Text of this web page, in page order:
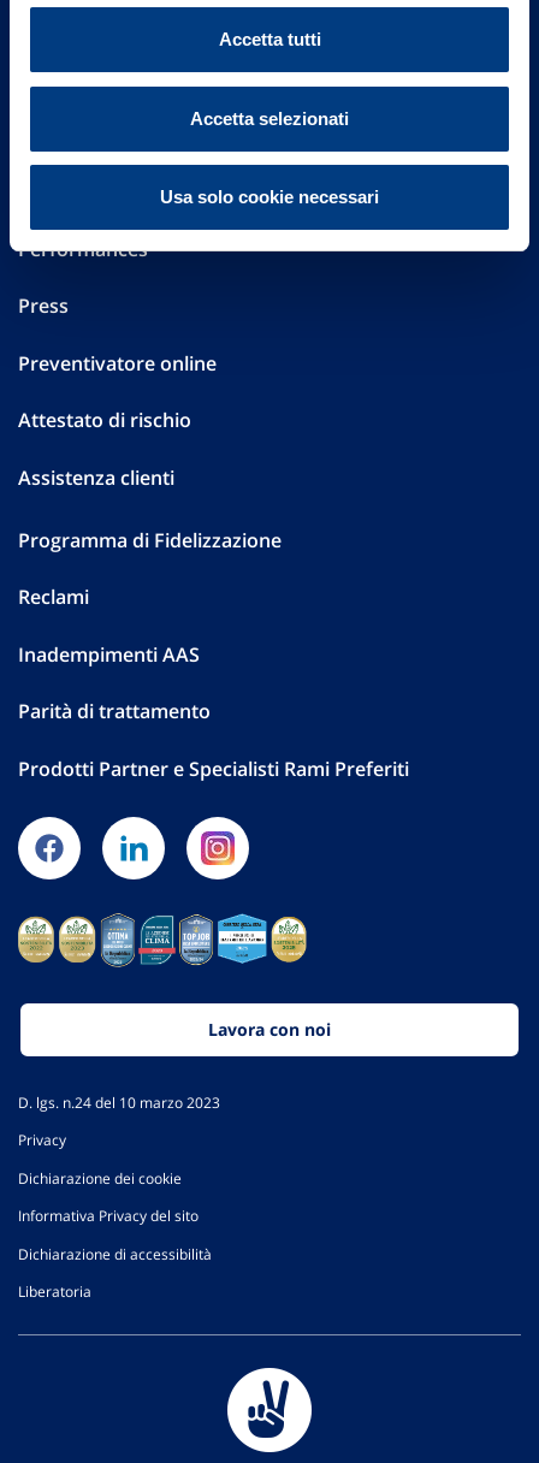
Accetta tutti
Accetta selezionati
Usa solo cookie necessari
Governance
Investor Relations
Performances
Press
Preventivatore online
Attestato di rischio
Assistenza clienti
Programma di Fidelizzazione
Reclami
Inadempimenti AAS
Parità di trattamento
Prodotti Partner e Specialisti Rami Preferiti
Lavora con noi
D. lgs. n.24 del 10 marzo 2023
Privacy
Dichiarazione dei cookie
Informativa Privacy del sito
Dichiarazione di accessibilità
Liberatoria